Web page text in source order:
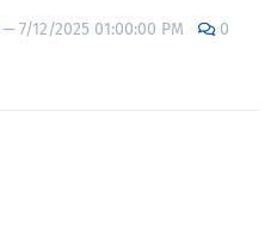
—7/12/2025 01:00:00 PM 0